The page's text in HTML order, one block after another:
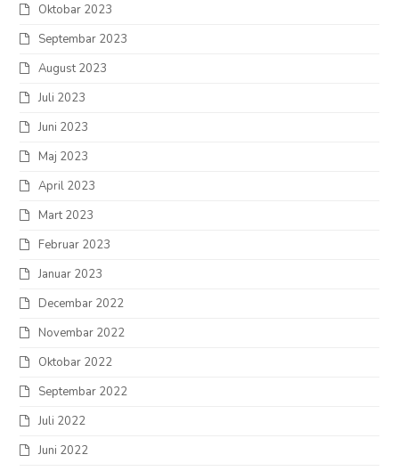
Oktobar 2023
Septembar 2023
August 2023
Juli 2023
Juni 2023
Maj 2023
April 2023
Mart 2023
Februar 2023
Januar 2023
Decembar 2022
Novembar 2022
Oktobar 2022
Septembar 2022
Juli 2022
Juni 2022